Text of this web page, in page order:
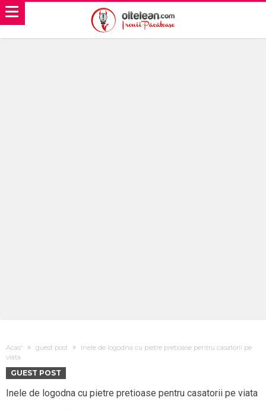
Acas' guest post
Inele de logodna cu pietre pretioase pentru casatorii pe
viata
GUEST POST
Inele de logodna cu pietre pretioase pentru casatorii pe viata